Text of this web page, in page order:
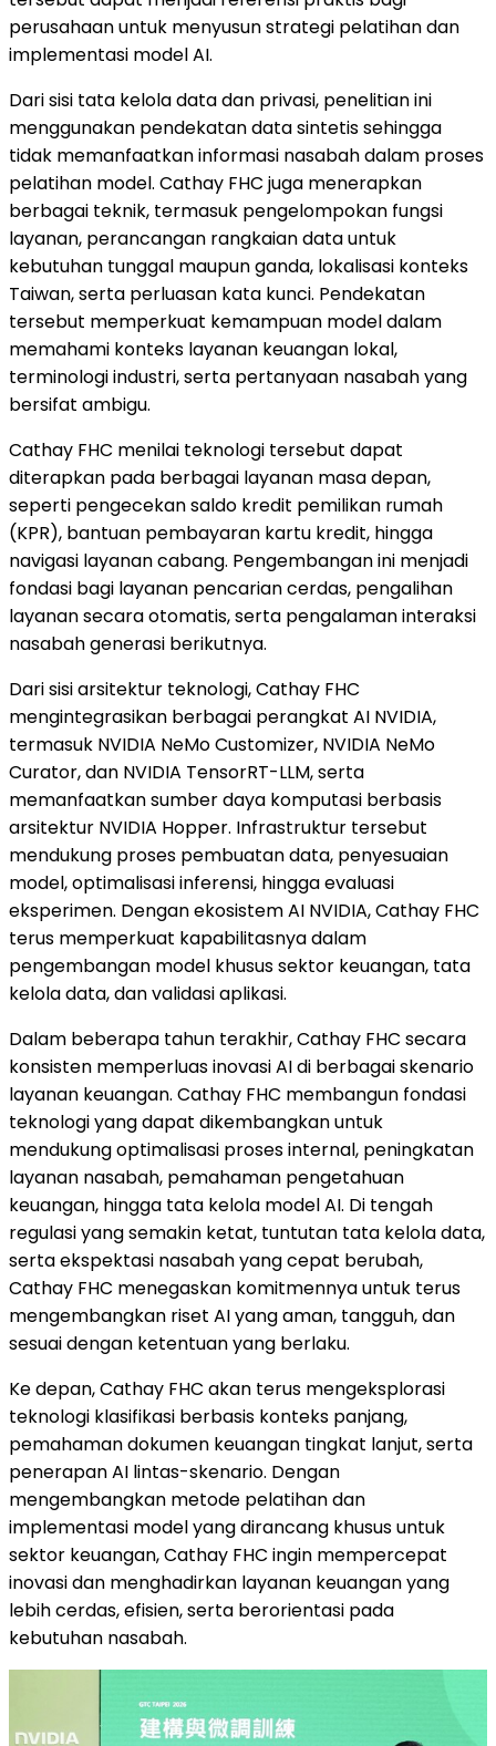
perusahaan untuk menyusun strategi pelatihan dan
implementasi model AI.
Dari sisi tata kelola data dan privasi, penelitian ini
menggunakan pendekatan data sintetis sehingga
tidak memanfaatkan informasi nasabah dalam proses
pelatihan model. Cathay FHC juga menerapkan
berbagai teknik, termasuk pengelompokan fungsi
layanan, perancangan rangkaian data untuk
kebutuhan tunggal maupun ganda, lokalisasi konteks
Taiwan, serta perluasan kata kunci. Pendekatan
tersebut memperkuat kemampuan model dalam
memahami konteks layanan keuangan lokal,
terminologi industri, serta pertanyaan nasabah yang
bersifat ambigu.
Cathay FHC menilai teknologi tersebut dapat
diterapkan pada berbagai layanan masa depan,
seperti pengecekan saldo kredit pemilikan rumah
(KPR), bantuan pembayaran kartu kredit, hingga
navigasi layanan cabang. Pengembangan ini menjadi
fondasi bagi layanan pencarian cerdas, pengalihan
layanan secara otomatis, serta pengalaman interaksi
nasabah generasi berikutnya.
Dari sisi arsitektur teknologi, Cathay FHC
mengintegrasikan berbagai perangkat AI NVIDIA,
termasuk NVIDIA NeMo Customizer, NVIDIA NeMo
Curator, dan NVIDIA TensorRT-LLM, serta
memanfaatkan sumber daya komputasi berbasis
arsitektur NVIDIA Hopper. Infrastruktur tersebut
mendukung proses pembuatan data, penyesuaian
model, optimalisasi inferensi, hingga evaluasi
eksperimen. Dengan ekosistem AI NVIDIA, Cathay FHC
terus memperkuat kapabilitasnya dalam
pengembangan model khusus sektor keuangan, tata
kelola data, dan validasi aplikasi.
Dalam beberapa tahun terakhir, Cathay FHC secara
konsisten memperluas inovasi AI di berbagai skenario
layanan keuangan. Cathay FHC membangun fondasi
teknologi yang dapat dikembangkan untuk
mendukung optimalisasi proses internal, peningkatan
layanan nasabah, pemahaman pengetahuan
keuangan, hingga tata kelola model AI. Di tengah
regulasi yang semakin ketat, tuntutan tata kelola data,
serta ekspektasi nasabah yang cepat berubah,
Cathay FHC menegaskan komitmennya untuk terus
mengembangkan riset AI yang aman, tangguh, dan
sesuai dengan ketentuan yang berlaku.
Ke depan, Cathay FHC akan terus mengeksplorasi
teknologi klasifikasi berbasis konteks panjang,
pemahaman dokumen keuangan tingkat lanjut, serta
penerapan AI lintas-skenario. Dengan
mengembangkan metode pelatihan dan
implementasi model yang dirancang khusus untuk
sektor keuangan, Cathay FHC ingin mempercepat
inovasi dan menghadirkan layanan keuangan yang
lebih cerdas, efisien, serta berorientasi pada
kebutuhan nasabah.